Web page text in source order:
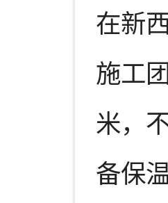
在新
施工
米，
备保